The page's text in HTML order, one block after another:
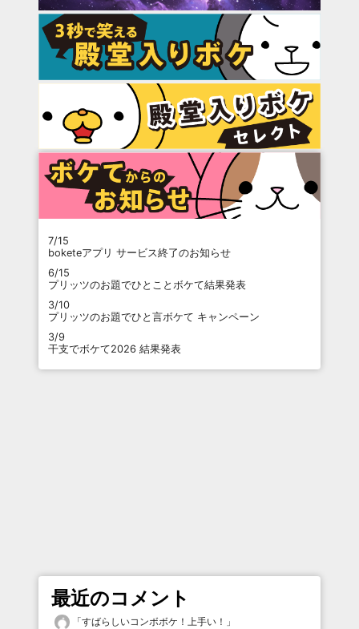
7/15
boketeアプリ サービス終了のお知らせ
6/15
プリッツのお題でひとことボケて結果発表
3/10
プリッツのお題でひと言ボケて キャンペーン
3/9
干支でボケて2026 結果発表
最近のコメント
「すばらしいコンボボケ！上手い！ 」